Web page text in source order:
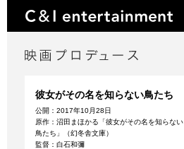
彼女がその名を知らない鳥たち
公開：2017年10月28日
原作：沼田まほかる「彼女がその名を知らない
鳥たち」（幻冬舎文庫）
監督：白石和彌